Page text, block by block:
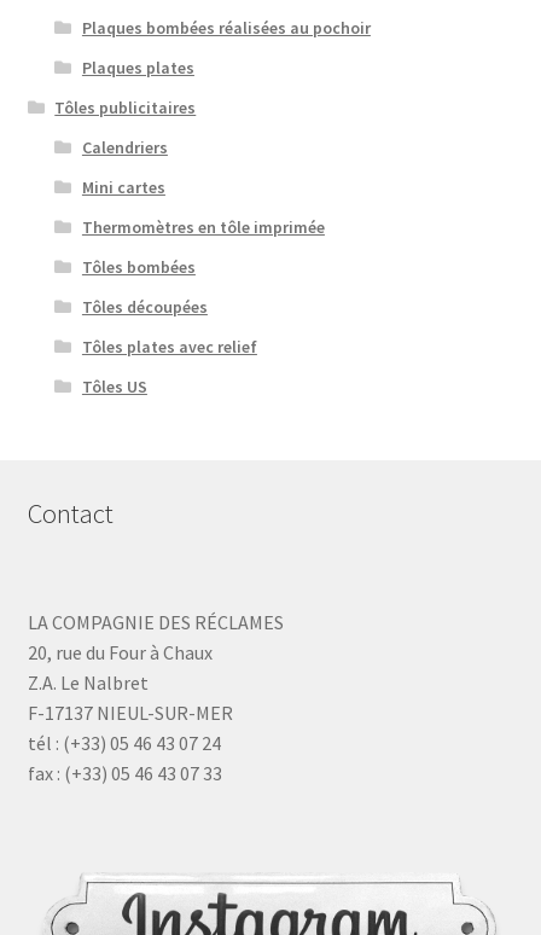
Plaques bombées réalisées au pochoir
Plaques plates
Tôles publicitaires
Calendriers
Mini cartes
Thermomètres en tôle imprimée
Tôles bombées
Tôles découpées
Tôles plates avec relief
Tôles US
Contact
LA COMPAGNIE DES RÉCLAMES
20, rue du Four à Chaux
Z.A. Le Nalbret
F-17137 NIEUL-SUR-MER
tél : (+33) 05 46 43 07 24
fax : (+33) 05 46 43 07 33